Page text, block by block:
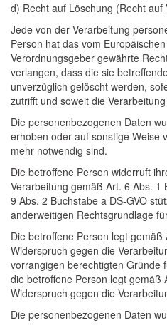
d) Recht auf Löschung (Recht auf
Jede von der Verarbeitung
Person hat das vom
Verordnungsgeber gewährte
verlangen, dass die sie
unverzüglich gelöscht werden,
zutrifft und soweit die
Die personenbezogenen Daten
erhoben oder auf sonstige Weise
mehr notwendig sind.
Die betroffene Person widerruft
Verarbeitung gemäß Art. 6 Abs. 1
9 Abs. 2 Buchstabe a DS-GVO
anderweitigen Rechtsgrundlage
Die betroffene Person legt gemäß
Widerspruch gegen die
vorrangigen berechtigten Gründe
die betroffene Person legt gemäß
Widerspruch gegen die
Die personenbezogenen Daten